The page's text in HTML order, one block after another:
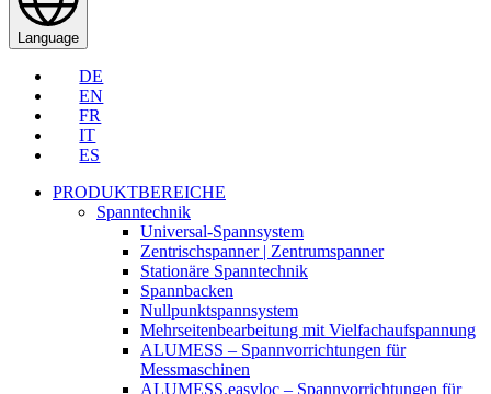
Language
DE
EN
FR
IT
ES
PRODUKTBEREICHE
Spanntechnik
Universal-Spannsystem
Zentrischspanner | Zentrumspanner
Stationäre Spanntechnik
Spannbacken
Nullpunktspannsystem
Mehrseitenbearbeitung mit Vielfachaufspannung
ALUMESS – Spannvorrichtungen für
Messmaschinen
ALUMESS.easyloc – Spannvorrichtungen für